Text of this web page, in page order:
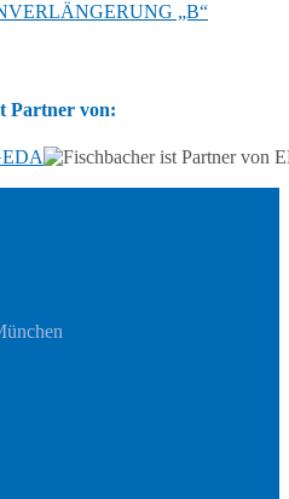
„B“
Partner von: